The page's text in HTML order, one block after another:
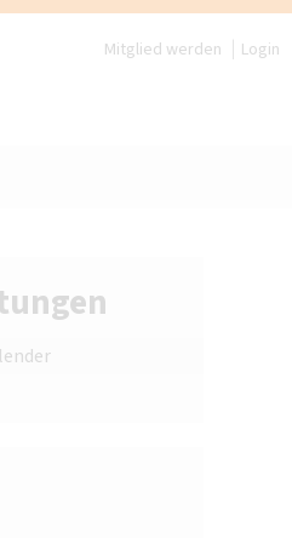
Mitglied werden Login